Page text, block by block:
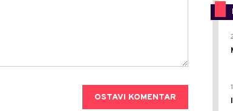
OSTAVI KOMENTAR